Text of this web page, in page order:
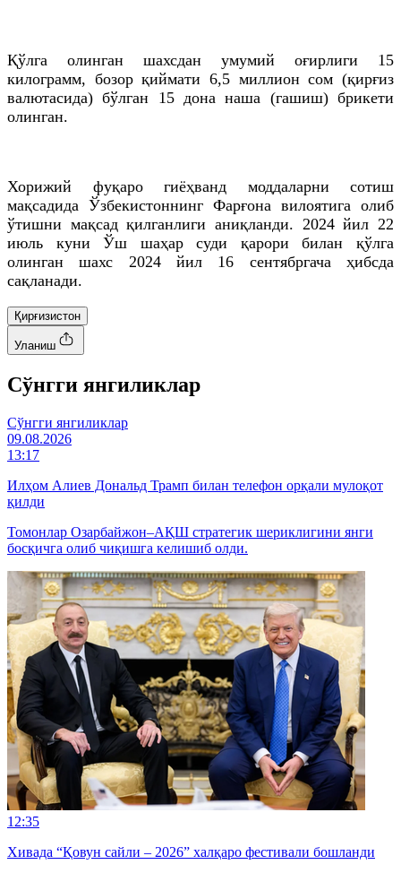
Қўлга олинган шахсдан умумий оғирлиги 15
килограмм, бозор қиймати 6,5 миллион сом (қирғиз
валютасида) бўлган 15 дона наша (гашиш) брикети
олинган.
Хорижий фуқаро гиёҳванд моддаларни сотиш
мақсадида Ўзбекистоннинг Фарғона вилоятига олиб
ўтишни мақсад қилганлиги аниқланди. 2024 йил 22
июль куни Ўш шаҳар суди қарори билан қўлга
олинган шахс 2024 йил 16 сентябргача ҳибсда
сақланади.
Қирғизистон
Уланиш
Cўнгги янгиликлар
Cўнгги янгиликлар
09.08.2026
13:17
Илҳом Алиев Дональд Трамп билан телефон орқали мулоқот
қилди
Томонлар Озарбайжон–АҚШ стратегик шериклигини янги
босқичга олиб чиқишга келишиб олди.
12:35
Хивада “Қовун сайли – 2026” халқаро фестивали бошланди